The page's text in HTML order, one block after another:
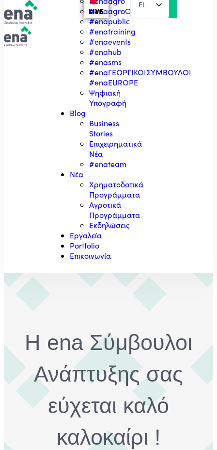
#enaagroΟΣΔΕ
#enapublic
#enatraining
#enaevents
#enahub
#enasms
#enaΓΕΩΡΓΙΚΟΙΣΥΜΒΟΥΛΟΙ
#enaEUROPE
Ψηφιακή
Υπογραφή
Blog
Business
Stories
Επιχειρηματικά
Νέα
#enateam
Νέα
Χρηματοδοτικά
Προγράμματα
Αγροτικά
Προγράμματα
Εκδηλώσεις
Εργαλεία
Portfolio
Επικοινωνία
LIVE
EL
EN
Η ena Σύμβουλοι
Ανάπτυξης σας
εύχεται καλό
καλοκαίρι !